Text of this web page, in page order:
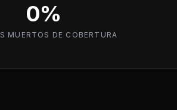
0%
MUERTOS DE COBERTURA